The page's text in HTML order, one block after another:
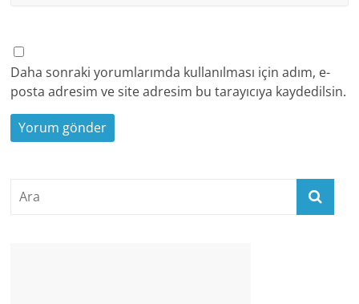
Daha sonraki yorumlarımda kullanılması için adım, e-
posta adresim ve site adresim bu tarayıcıya kaydedilsin.